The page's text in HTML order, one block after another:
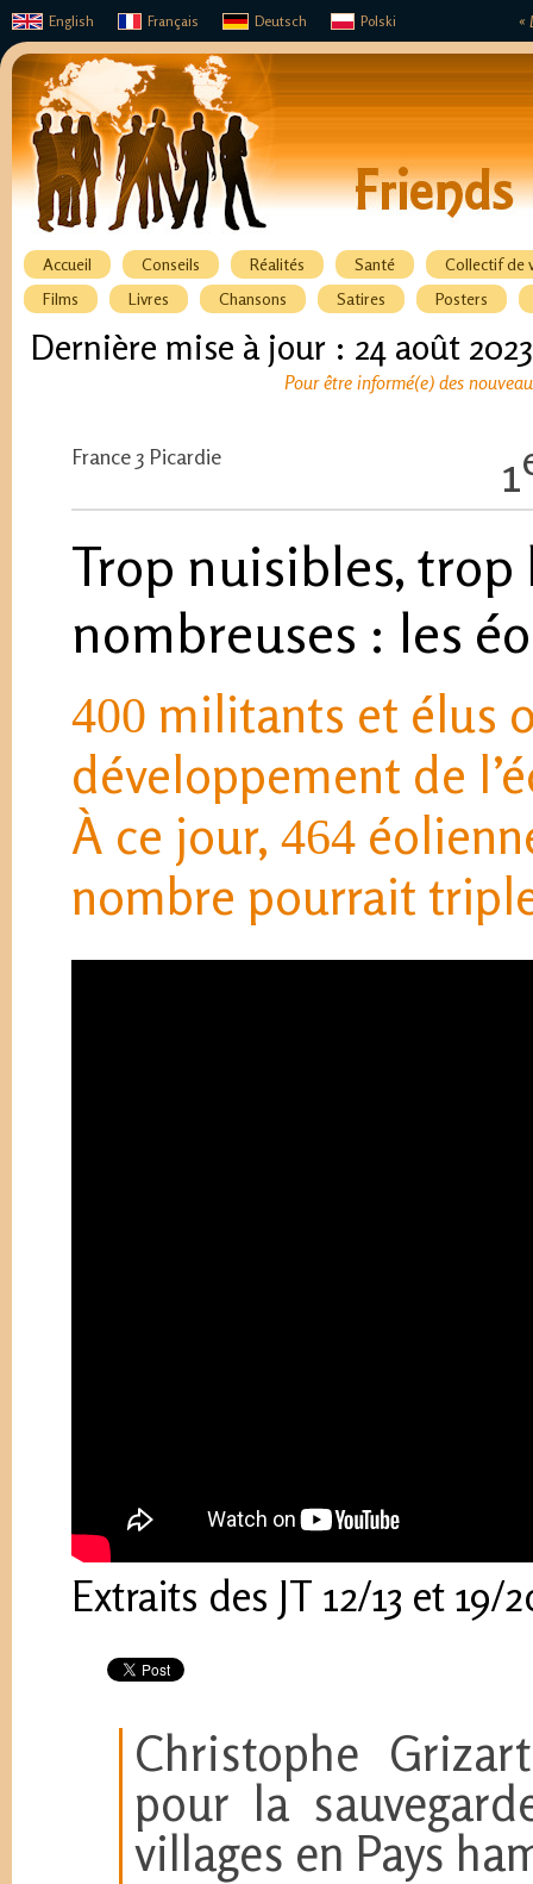
«
English Français Deutsch Polski
Accueil Conseils Réalités Santé
Collectif de
Films
Livres Chansons Satires Posters
Dernière mise à jour : 24 août 2023
Pour être informé(e) des
France 3 Picardie 1
Trop nuisibles,
nombreuses : les
400 militants et élus
développement de
À ce jour, 464
nombre pourrait
Extraits des JT 12/13 et 19/
Christophe
pour la
villages en Pays